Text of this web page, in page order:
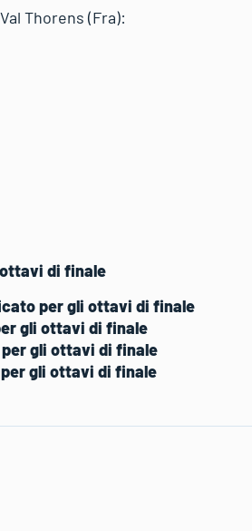
Thorens (Fra):
di finale
per gli ottavi di finale
gli ottavi di finale
gli ottavi di finale
gli ottavi di finale